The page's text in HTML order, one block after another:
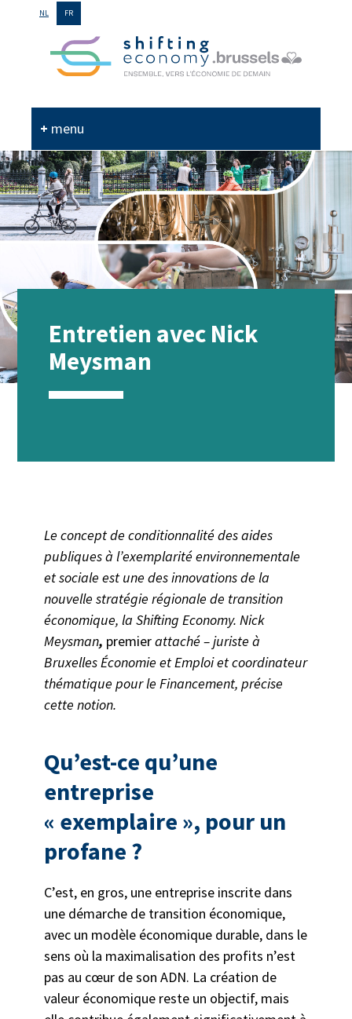
NL FR
menu
Entretien avec Nick
Meysman
Le concept de conditionnalité des aides
publiques à l’exemplarité environnementale
et sociale est une des innovations de la
nouvelle stratégie régionale de transition
économique, la Shifting Economy. Nick
Meysman, premierattaché – juriste à
Bruxelles Économie et Emploi et coordinateur
thématique pour le Financement, précise
cette notion.
Qu’est-ce qu’une
entreprise
« exemplaire », pour un
profane ?
C’est, en gros, une entreprise inscrite dans
une démarche de transition économique,
avec un modèle économique durable, dans le
sens où la maximalisation des profits n’est
pas au cœur de son ADN. La création de
valeur économique reste un objectif, mais